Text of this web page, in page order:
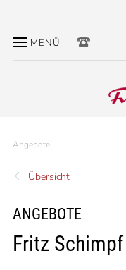
MENÜ
Übersicht
Angebote
ANGEBOTE
Fritz